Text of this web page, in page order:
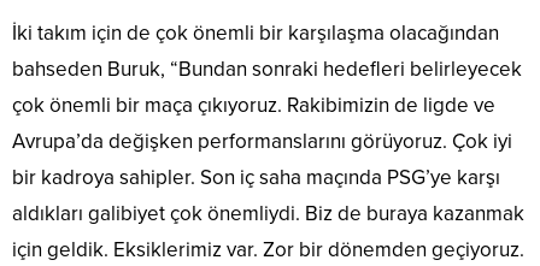
İki takım için de çok önemli bir karşılaşma olacağından
bahseden Buruk, “Bundan sonraki hedefleri belirleyecek
çok önemli bir maça çıkıyoruz. Rakibimizin de ligde ve
Avrupa’da değişken performanslarını görüyoruz. Çok iyi
bir kadroya sahipler. Son iç saha maçında PSG’ye karşı
aldıkları galibiyet çok önemliydi. Biz de buraya kazanmak
için geldik. Eksiklerimiz var. Zor bir dönemden geçiyoruz.